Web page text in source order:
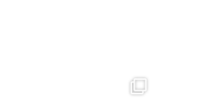
Pues eso del mar al paladar, no hay excusas.